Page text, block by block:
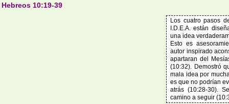
Hebreos 10:19-39
Los cuatro pasos
I.D.E.A. están
una idea
Esto es
autor inspirado
apartaran del
(10:32). Demostró
mala idea por
es que no podrían
atrás (10:28-30).
camino a seguir